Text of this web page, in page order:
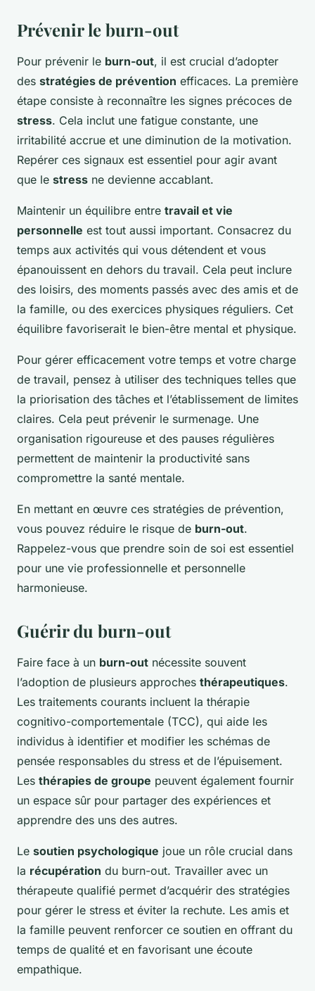
Prévenir le burn-out
Pour prévenir le burn-out, il est crucial d’adopter
des stratégies de prévention efficaces. La première
étape consiste à reconnaître les signes précoces de
stress. Cela inclut une fatigue constante, une
irritabilité accrue et une diminution de la motivation.
Repérer ces signaux est essentiel pour agir avant
que le stress ne devienne accablant.
Maintenir un équilibre entre travail et vie
personnelle est tout aussi important. Consacrez du
temps aux activités qui vous détendent et vous
épanouissent en dehors du travail. Cela peut inclure
des loisirs, des moments passés avec des amis et de
la famille, ou des exercices physiques réguliers. Cet
équilibre favoriserait le bien-être mental et physique.
Pour gérer efficacement votre temps et votre charge
de travail, pensez à utiliser des techniques telles que
la priorisation des tâches et l’établissement de limites
claires. Cela peut prévenir le surmenage. Une
organisation rigoureuse et des pauses régulières
permettent de maintenir la productivité sans
compromettre la santé mentale.
En mettant en œuvre ces stratégies de prévention,
vous pouvez réduire le risque de burn-out.
Rappelez-vous que prendre soin de soi est essentiel
pour une vie professionnelle et personnelle
harmonieuse.
Guérir du burn-out
Faire face à un burn-out nécessite souvent
l’adoption de plusieurs approches thérapeutiques.
Les traitements courants incluent la thérapie
cognitivo-comportementale (TCC), qui aide les
individus à identifier et modifier les schémas de
pensée responsables du stress et de l’épuisement.
Les thérapies de groupe peuvent également fournir
un espace sûr pour partager des expériences et
apprendre des uns des autres.
Le soutien psychologique joue un rôle crucial dans
la récupération du burn-out. Travailler avec un
thérapeute qualifié permet d’acquérir des stratégies
pour gérer le stress et éviter la rechute. Les amis et
la famille peuvent renforcer ce soutien en offrant du
temps de qualité et en favorisant une écoute
empathique.